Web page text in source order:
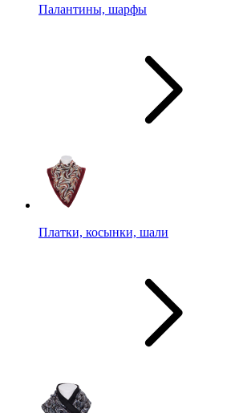
Палантины, шарфы
Платки, косынки, шали